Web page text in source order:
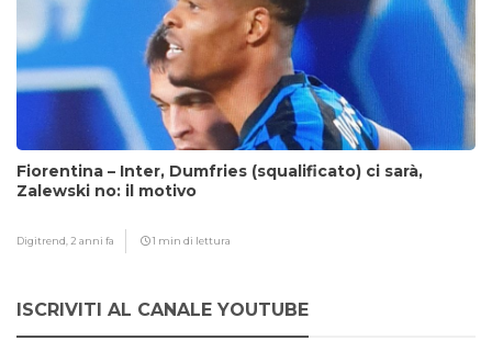
Fiorentina – Inter, Dumfries (squalificato) ci sarà,
Zalewski no: il motivo
Digitrend, 2 anni fa 1 min di lettura
ISCRIVITI AL CANALE YOUTUBE